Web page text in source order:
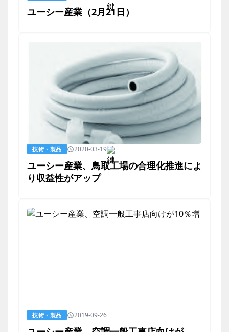
ユーシー産業（2月21日）
技術・製品 2020-03-19
ユーシー産業、鳥取工場の合理化推進によ
り収益性がアップ
技術・製品 2019-09-26